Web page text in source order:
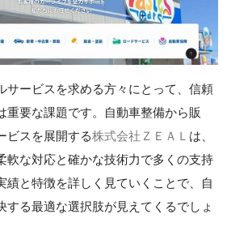
サービスを求める方々にとって、信頼
重要な課題です。自動車整備から販
ビスを展開する株式会社ＺＥＡＬ は、
軟な対応と確かな技術力で多くの支持
績と特徴を詳しく見ていくことで、自
する最適な選択肢が見えてくるでしょ